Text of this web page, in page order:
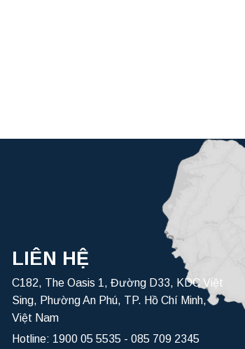
LIÊN HỆ
C182, The Oasis 1, Đường D33, KDC Việt
Sing, Phường An Phú, TP. Hồ Chí Minh,
Việt Nam
Hotline: 1900 05 5535 - 085 709 2345